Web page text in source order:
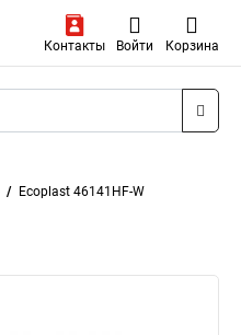
Контакты Войти Корзина
Ecoplast 46141HF-W